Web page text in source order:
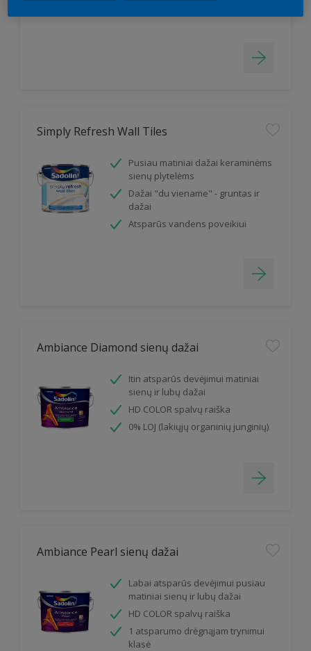
Simply Refresh Wall Tiles
Pusiau matiniai dažai keraminėms
sienų plytelėms
Dažai "du viename" - gruntas ir
dažai
Atsparūs vandens poveikiui
Ambiance Diamond sienų dažai
Itin atsparūs devėjimui matiniai
sienų ir lubų dažai
HD COLOR spalvų raiška
0% LOJ (lakiųjų organinių junginių)
Ambiance Pearl sienų dažai
Labai atsparūs devėjimui pusiau
matiniai sienų ir lubų dažai
HD COLOR spalvų raiška
1 atsparumo drėgnąjam trynimui
klasė